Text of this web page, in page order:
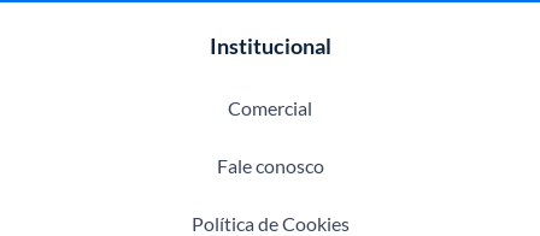
Institucional
Comercial
Fale conosco
Política de Cookies